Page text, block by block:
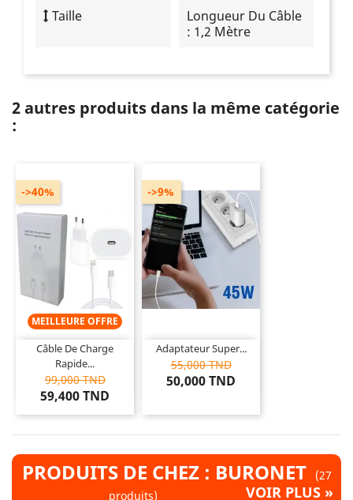
Taille
Longueur Du Câble
: 1,2 Mètre
2 autres produits dans la même catégorie
:
MEILLEURE OFFRE
Câble De Charge
Rapide...
99,000 TND
59,400 TND
->40%
Adaptateur Super...
55,000 TND
50,000 TND
->9%
PRODUITS DE CHEZ : BURONET
(27
produits)
VOIR PLUS »